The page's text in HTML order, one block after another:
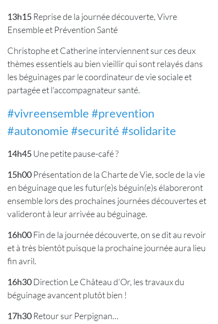
13h15 Reprise de la journée découverte, Vivre
Ensemble et Prévention Santé
Christophe et Catherine interviennent sur ces deux
thèmes essentiels au bien vieillir qui sont relayés dans
les béguinages par le coordinateur de vie sociale et
partagée et l'accompagnateur santé.
#vivreensemble #prevention
#autonomie #securité #solidarite
14h45Une petite pause-café ?
15h00 Présentation de la Charte de Vie, socle de la vie
en béguinage que les futur(e)s béguin(e)s élaboreront
ensemble lors des prochaines journées découvertes et
valideront à leur arrivée au béguinage.
16h00Fin de la journée découverte, on se dit au revoir
et à très bientôt puisque la prochaine journée aura lieu
fin avril.
16h30Direction Le Château d’Or, les travaux du
béguinage avancent plutôt bien !
17h30 Retour sur Perpignan…